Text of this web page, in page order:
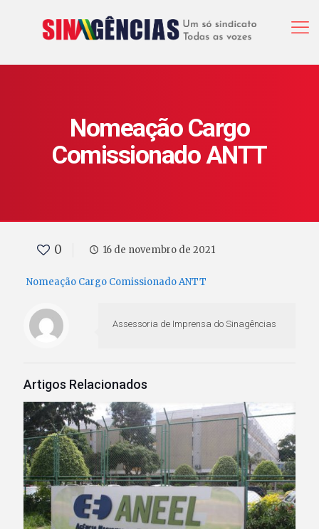
Nomeação Cargo
Comissionado ANTT
0 16 de novembro de 2021
Nomeação Cargo Comissionado ANTT
Assessoria de Imprensa do Sinagências
Artigos Relacionados